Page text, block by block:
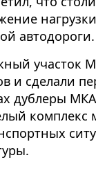
автодороги.
участок
и сделали
дублеры